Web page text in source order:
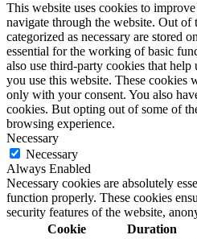
This website uses cookies to
navigate through the website. Out of
categorized as necessary are stored
essential for the working of basic
also use third-party cookies that help
you use this website. These cookies
only with your consent. You also
cookies. But opting out of some of
browsing experience.
Necessary
Necessary
Always Enabled
Necessary cookies are absolutely
function properly. These cookies
security features of the website,
Cookie
Duration